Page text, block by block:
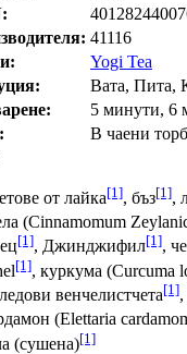
41116
Yogi Tea
Вата, Пита,
5 минути, 6
В чаени
от лайка[1], бъз[1],
(Cinnamomum
[1], Джинджифил[1],
[1], куркума (Curcuma
венчелистчета[1]
(Elettaria
(сушена)[1]